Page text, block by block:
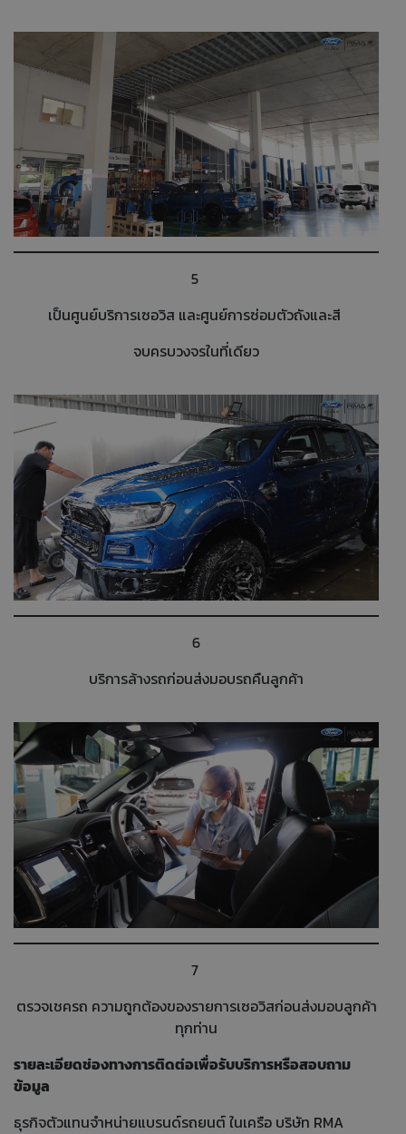
5
เป็นศูนย์บริการเซอวิส และศูนย์การซ่อมตัวถังและสี
จบครบวงจรในที่เดียว
6
บริการล้างรถก่อนส่งมอบรถคืนลูกค้า
7
ตรวจเชครถ ความถูกต้องของรายการเซอวิสก่อนส่งมอบลูกค้า
ทุกท่าน
รายละเอียดช่องทางการติดต่อเพื่อรับบริการหรือสอบถาม
ข้อมูล
ธุรกิจตัวแทนจำหน่ายแบรนด์รถยนต์ ในเครือ บริษัท RMA